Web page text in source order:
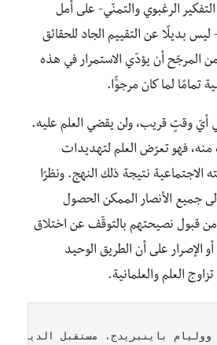
الرغبوي والتمنّي- على أمل
ليس بديلًا عن التقييم الجاد للحقائق
ومن المرجّح أن يؤدّي الاستمرار في هذه
تمامًا لما كان مرجوًّا.
أيّ وقتٍ قريب، ولن يقضي العلم عليه.
فهو تعرّض العلم لتهديدات
الاجتماعية نتيجة ذلك النهج. ونظرًا
جميع الأنصار الممكن الحصول
من قبول نصيحتهم بالتوقّف عن اختلاق
الإصرار على أن الطريق الوحيد
العلم والعلمانية.